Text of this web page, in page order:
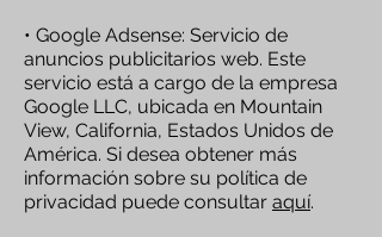
• Google Adsense: Servicio de
anuncios publicitarios web. Este
servicio está a cargo de la empresa
Google LLC, ubicada en Mountain
View, California, Estados Unidos de
América. Si desea obtener más
información sobre su política de
privacidad puede consultar aquí.